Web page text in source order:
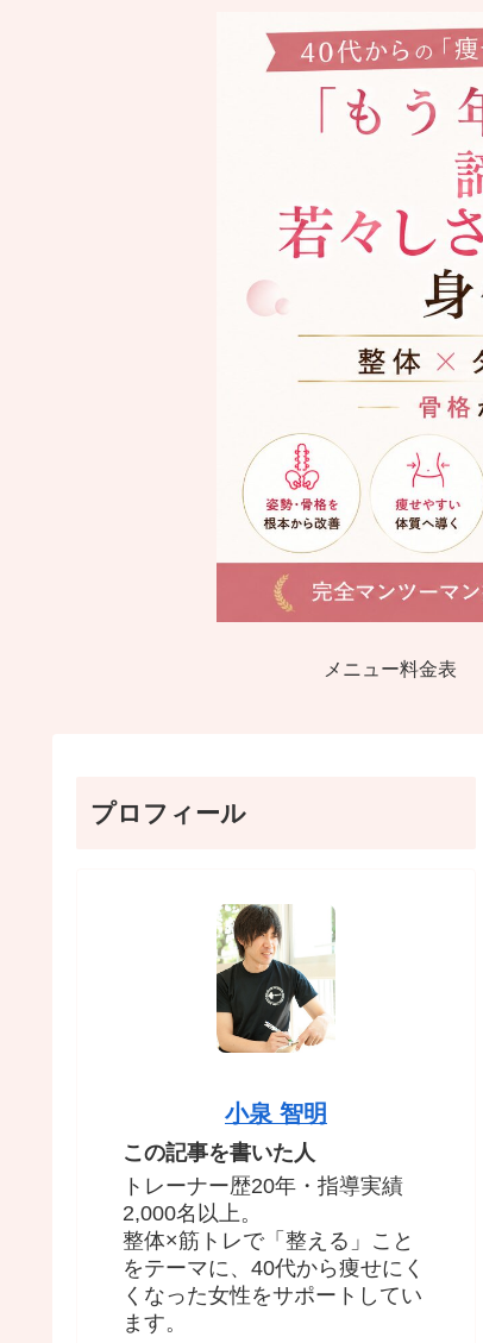
メニュー料金表
プロフィール
小泉 智明
この記事を書いた人
トレーナー歴20年・指導実績
2,000名以上。
整体×筋トレで「整える」こと
をテーマに、40代から痩せにく
くなった女性をサポートしてい
ます。